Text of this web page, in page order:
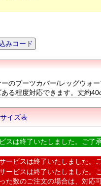
みコード
のブーツカバー/レッグウォ
る程度対応できます。丈約
イズ表
スは終了いたしました。ご了承
ービスは終了いたしました。
ービスは終了いたしました。
た数のご注文の場合は、対応